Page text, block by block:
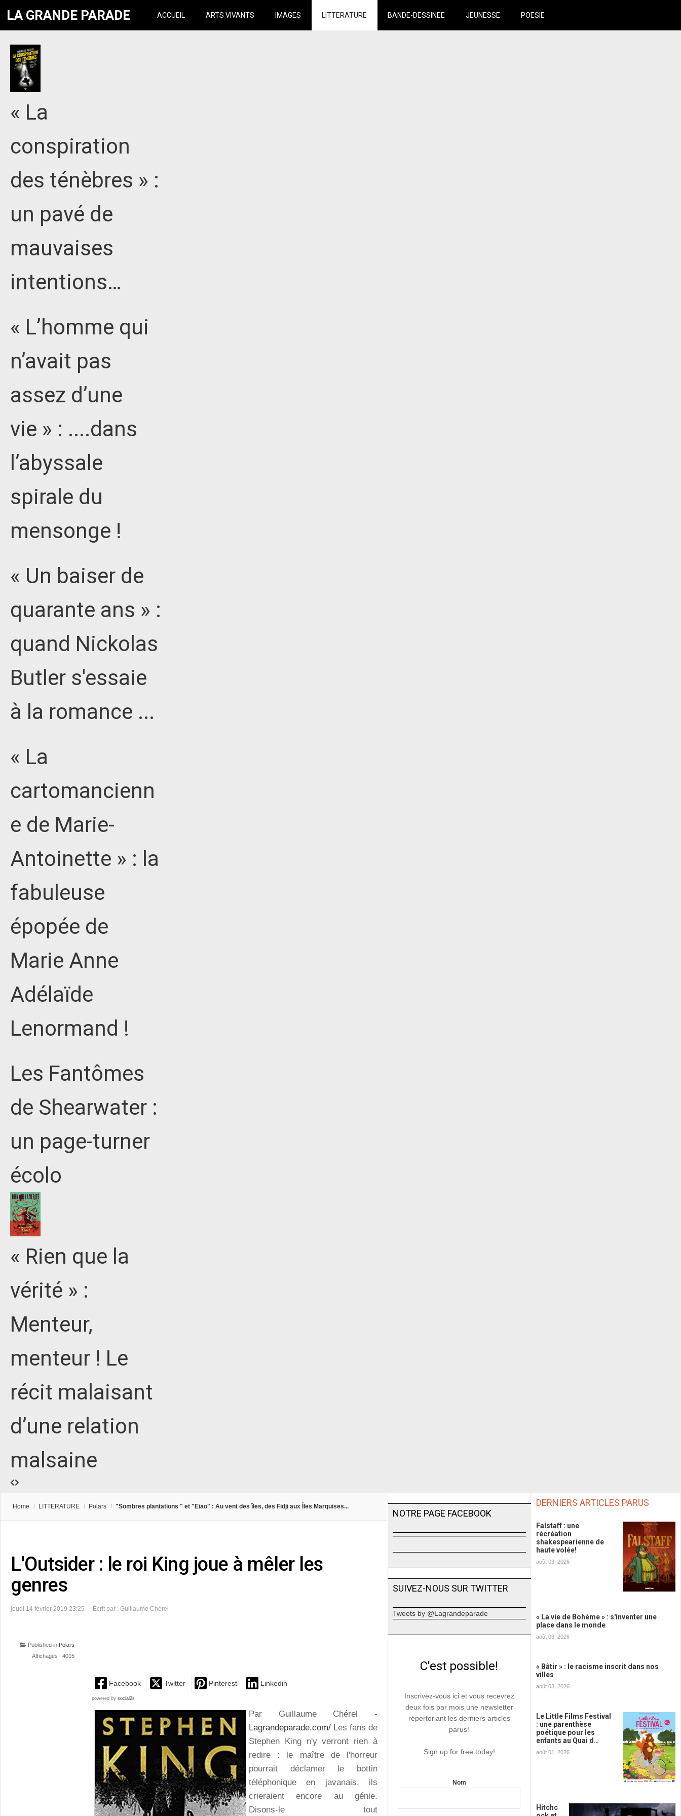
LA GRANDE PARADE ACCUEIL ARTS VIVANTS IMAGES LITTERATURE BANDE-DESSINEE JEUNESSE POESIE
« La
conspiration
des ténèbres » :
un pavé de
mauvaises
intentions…
« L’homme qui
n’avait pas
assez d’une
vie » : ....dans
l’abyssale
spirale du
mensonge !
« Un baiser de
quarante ans » :
quand Nickolas
Butler s'essaie
à la romance ...
« La
cartomancienn
e de Marie-
Antoinette » : la
fabuleuse
épopée de
Marie Anne
Adélaïde
Lenormand !
Les Fantômes
de Shearwater :
un page-turner
écolo
« Rien que la
vérité » :
Menteur,
menteur ! Le
récit malaisant
d’une relation
malsaine
Home / LITTERATURE / Polars / "Sombres plantations " et "Eiao" : Au vent des îles, des Fidji aux Îles Marquises...
L'Outsider : le roi King joue à mêler les
genres
jeudi 14 février 2019 23:25 Écrit par : Guillaume Chérel
Published in Polars
Affichages : 4015
Facebook Twitter Pinterest Linkedin
powered by social2s
Par Guillaume Chérel -
Lagrandeparade.com/ Les fans de
Stephen King n'y verront rien à
redire : le maître de l'horreur
pourrait déclamer le bottin
téléphonique en javanais, ils
crieraient encore au génie.
Disons-le tout
NOTRE PAGE FACEBOOK
SUIVEZ-NOUS SUR TWITTER
Tweets by @Lagrandeparade
C'est possible!
Inscrivez-vous ici et vous recevrez
deux fois par mois une newsletter
répertoriant les derniers articles
parus!
Sign up for free today!
Nom
DERNIERS ARTICLES PARUS
Falstaff : une
récréation
shakespearienne de
haute volée!
août 03, 2026
« La vie de Bohème » : s'inventer une
place dans le monde
août 03, 2026
« Bâtir » : le racisme inscrit dans nos
villes
août 03, 2026
Le Little Films Festival
: une parenthèse
poétique pour les
enfants au Quai d…
août 01, 2026
Hitchc